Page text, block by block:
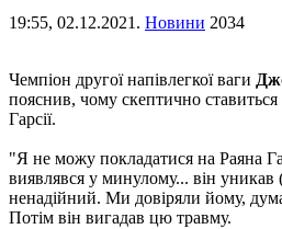
19:55, 02.12.2021. Новини 2034
Чемпіон другої напівлегкої ваги
пояснив, чому скептично
Гарсії.
"Я не можу покладатися на Раяна
виявлявся у минулому... він уникав
ненадійний. Ми довіряли йому,
Потім він вигадав цю травму.